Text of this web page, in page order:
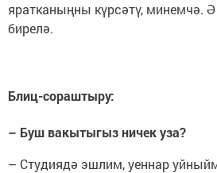
яратканыңны күрсәтү, минемчә.
бирелә.
Блиц-сораштыру:
– Буш вакытыгыз ничек уза?
– Студиядә эшлим, уеннар